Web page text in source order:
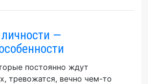
—
постоянно ждут
тревожатся, вечно чем-то